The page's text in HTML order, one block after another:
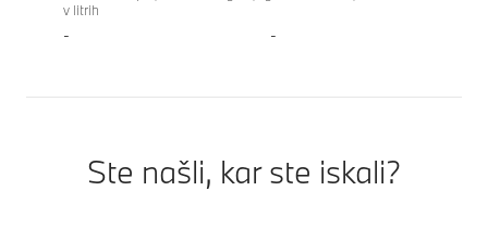
v litrih
- -
Ste našli, kar ste iskali?